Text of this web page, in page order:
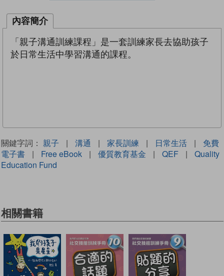
內容簡介
「親子溝通訓練課程」是一套訓練家長去協助孩子
於日常生活中學習溝通的課程。
關鍵字詞： 親子 | 溝通 | 家長訓練 | 日常生活 |
免費
電子書
| Free eBook | 優質教育基金 | QEF |
Quality
Education Fund
相關書籍